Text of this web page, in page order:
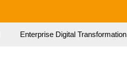
Enterprise Digital Transformation